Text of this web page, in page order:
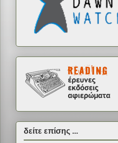
δείτε επίσης ...